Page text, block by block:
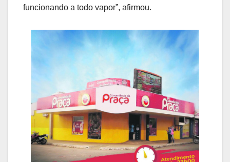
funcionando a todo vapor”, afirmou.